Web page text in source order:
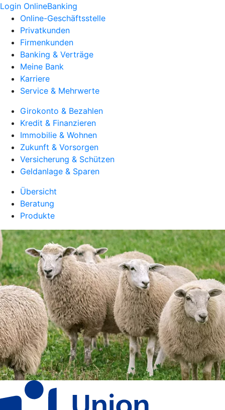
Login OnlineBanking
Online-Geschäftsstelle
Privatkunden
Firmenkunden
Banking & Verträge
Meine Bank
Karriere
Service & Mehrwerte
Girokonto & Bezahlen
Kredit & Finanzieren
Immobilie & Wohnen
Zukunft & Vorsorgen
Versicherung & Schützen
Geldanlage & Sparen
Übersicht
Beratung
Produkte